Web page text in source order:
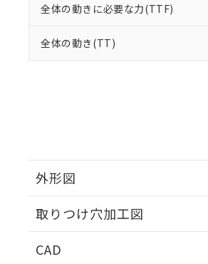
全体の動きに必要な力(TTF)
全体の動き(TT)
外形図
取りつけ穴加工図
CAD